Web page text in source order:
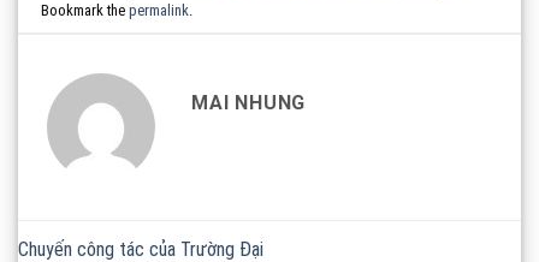
Bookmark thepermalink.
MAI NHUNG
Chuyến công tác của Trường Đại